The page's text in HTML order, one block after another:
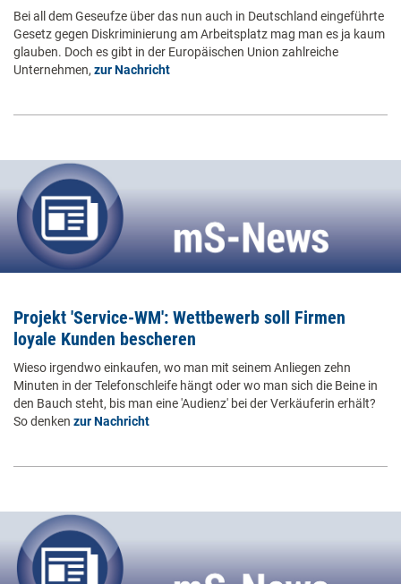
Bei all dem Geseufze über das nun auch in Deutschland eingeführte
Gesetz gegen Diskriminierung am Arbeitsplatz mag man es ja kaum
glauben. Doch es gibt in der Europäischen Union zahlreiche
Unternehmen, zur Nachricht
Projekt 'Service-WM': Wettbewerb soll Firmen
loyale Kunden bescheren
Wieso irgendwo einkaufen, wo man mit seinem Anliegen zehn
Minuten in der Telefonschleife hängt oder wo man sich die Beine in
den Bauch steht, bis man eine 'Audienz' bei der Verkäuferin erhält?
So denken zur Nachricht